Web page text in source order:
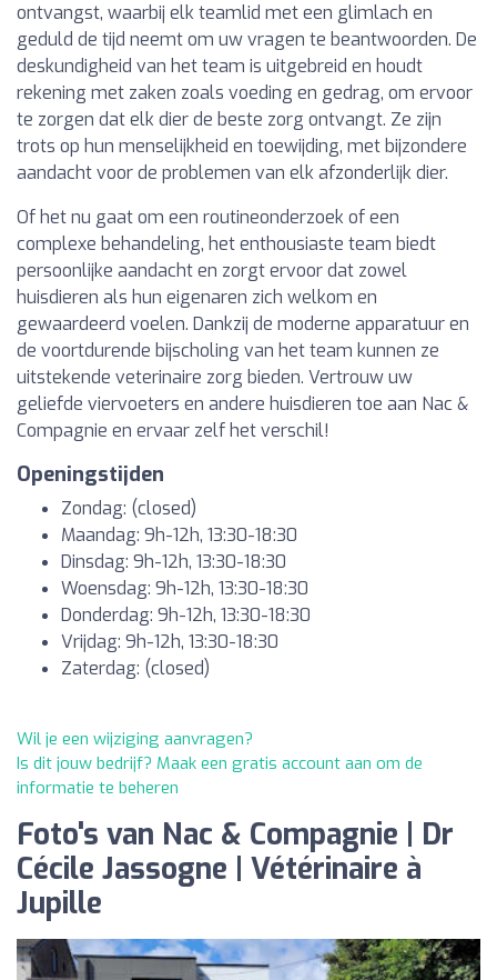
ontvangst, waarbij elk teamlid met een glimlach en
geduld de tijd neemt om uw vragen te beantwoorden. De
deskundigheid van het team is uitgebreid en houdt
rekening met zaken zoals voeding en gedrag, om ervoor
te zorgen dat elk dier de beste zorg ontvangt. Ze zijn
trots op hun menselijkheid en toewijding, met bijzondere
aandacht voor de problemen van elk afzonderlijk dier.
Of het nu gaat om een routineonderzoek of een
complexe behandeling, het enthousiaste team biedt
persoonlijke aandacht en zorgt ervoor dat zowel
huisdieren als hun eigenaren zich welkom en
gewaardeerd voelen. Dankzij de moderne apparatuur en
de voortdurende bijscholing van het team kunnen ze
uitstekende veterinaire zorg bieden. Vertrouw uw
geliefde viervoeters en andere huisdieren toe aan Nac &
Compagnie en ervaar zelf het verschil!
Openingstijden
Zondag: (closed)
Maandag: 9h-12h, 13:30-18:30
Dinsdag: 9h-12h, 13:30-18:30
Woensdag: 9h-12h, 13:30-18:30
Donderdag: 9h-12h, 13:30-18:30
Vrijdag: 9h-12h, 13:30-18:30
Zaterdag: (closed)
Wil je een wijziging aanvragen?
Is dit jouw bedrijf? Maak een gratis account aan om de
informatie te beheren
Foto's van Nac & Compagnie | Dr
Cécile Jassogne | Vétérinaire à
Jupille